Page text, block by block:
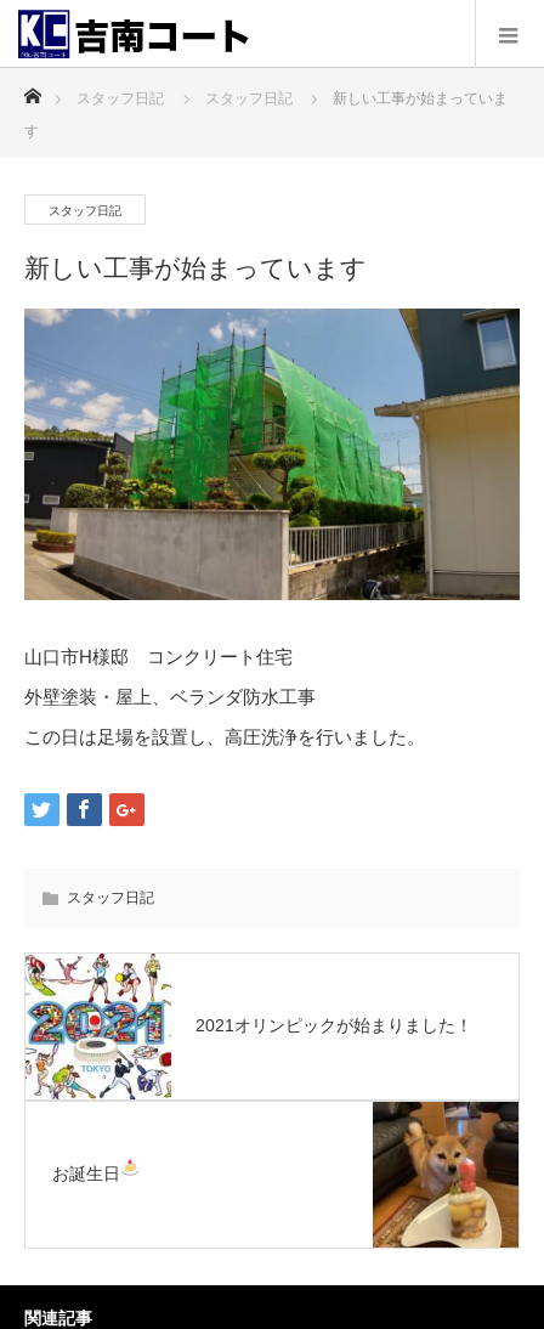
スタッフ日記 スタッフ日記
新しい工事が始まっていま
す
スタッフ日記
新しい工事が始まっています
山口市H様邸 コンクリート住宅
外壁塗装・屋上、ベランダ防水工事
この日は足場を設置し、高圧洗浄を行いました。
スタッフ日記
2021オリンピックが始まりました！
お誕生日
関連記事